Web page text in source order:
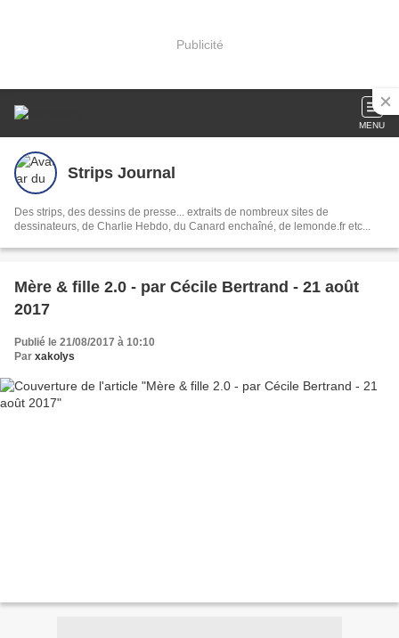
Publicité
MENU
Strips Journal
Des strips, des dessins de presse... extraits de nombreux sites de
dessinateurs, de Charlie Hebdo, du Canard enchaîné, de lemonde.fr etc...
Mère & fille 2.0 - par Cécile Bertrand - 21 août
2017
Publié le 21/08/2017 à 10:10
Par xakolys